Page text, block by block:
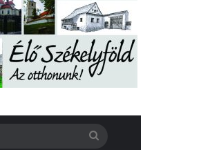
Keresés: